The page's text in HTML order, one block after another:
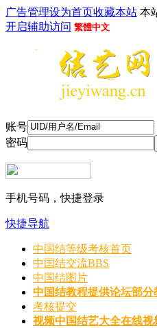
广告管理设为首页收藏本站 本
开启辅助访问 繁體中文
账号
密码
手机号码，快捷登录
快捷导航
中国结等级考核首页
中国结交流BBS
中国结图片
中国结教程提供论坛部分
考核提交
视频中国结艺大全在线